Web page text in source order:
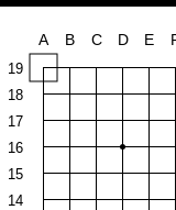
19
18
17
16
15
14
A B C D E